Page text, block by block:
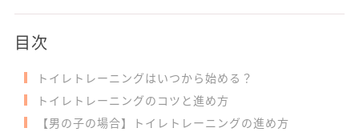
目次
トイレトレーニングはいつから始める？
トイレトレーニングのコツと進め方
【男の子の場合】トイレトレーニングの進め方